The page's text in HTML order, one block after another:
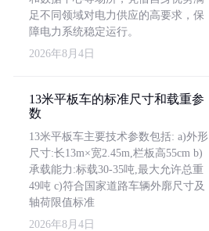
足不同领域对电力供应的高要求，保
障电力系统稳定运行。
2026年8月4日
13米平板车的标准尺寸和载重参
数
13米平板车主要技术参数包括: a)外形
尺寸:长13m×宽2.45m,栏板高55cm b)
承载能力:标载30-35吨,最大允许总重
49吨 c)符合国家道路车辆外廓尺寸及
轴荷限值标准
2026年8月4日